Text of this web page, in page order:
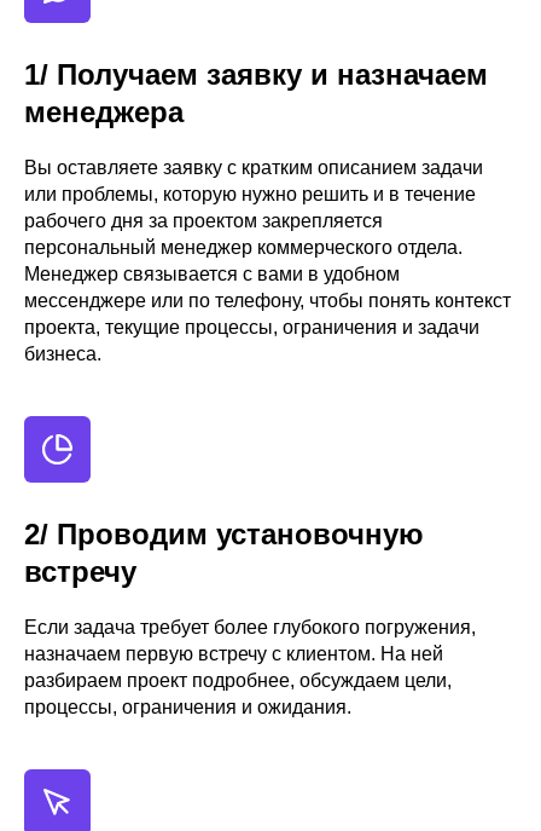
1/ Получаем заявку и назначаем
менеджера
Вы оставляете заявку с кратким описанием задачи
или проблемы, которую нужно решить и в течение
рабочего дня за проектом закрепляется
персональный менеджер коммерческого отдела.
Менеджер связывается с вами в удобном
мессенджере или по телефону, чтобы понять контекст
проекта, текущие процессы, ограничения и задачи
бизнеса.
2/ Проводим установочную
встречу
Если задача требует более глубокого погружения,
назначаем первую встречу с клиентом. На ней
разбираем проект подробнее, обсуждаем цели,
процессы, ограничения и ожидания.